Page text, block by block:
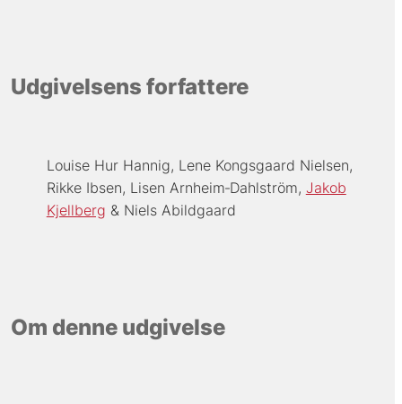
Udgivelsens forfattere
Louise Hur Hannig Lene Kongsgaard Nielsen
Rikke Ibsen Lisen Arnheim‐Dahlström Jakob
Kjellberg
Niels Abildgaard
Om denne udgivelse